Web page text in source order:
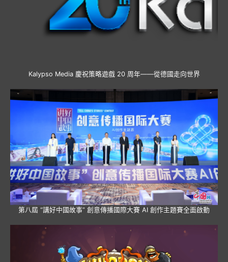
Kalypso Media 慶祝策略遊戲 20 周年——從德國走向世界
第八屆 “講好中國故事” 創意傳播國際大賽 AI 創作主題賽全面啟動